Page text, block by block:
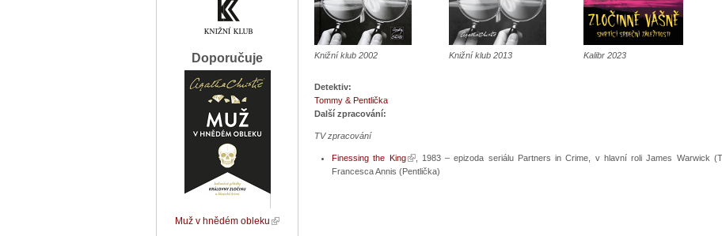
Knižní klub 2002 Knižní klub 2013 Kalibr 2023
Detektiv:
Tommy & Pentlička
Další zpracování:
TV zpracování
Finessing the King
, 1983 – epizoda seriálu Partners in Crime, v hlavní roli James Warwick
Francesca Annis (Pentlička)
Doporučuje
Muž v hnědém obleku